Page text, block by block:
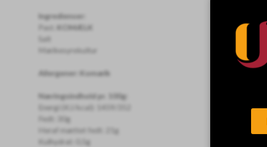
Ingredienser:
Past.
KOMÆLK
Salt
Mælkesyrekultur
Allergener: Komælk
Næringsindhold pr. 100g:
Energi (KJ/kcal): 1459/352
Fedt: 30g
Heraf mættet fedt: 21g
Kulhydrat: 0,5g